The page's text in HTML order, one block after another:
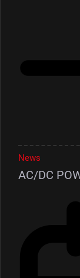
News
AC/DC